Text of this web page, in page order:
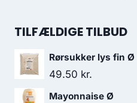
49.00 kr..
pris
129.95
TILFÆLDIGE TILBUD
Rørsukker lys fin Ø
49.50 kr.
Mayonnaise Ø